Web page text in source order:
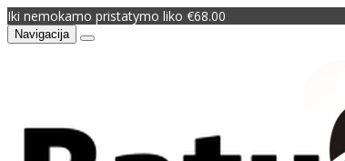
Iki nemokamo pristatymo liko €68.00
Navigacija